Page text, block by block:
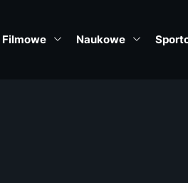
Filmowe Naukowe